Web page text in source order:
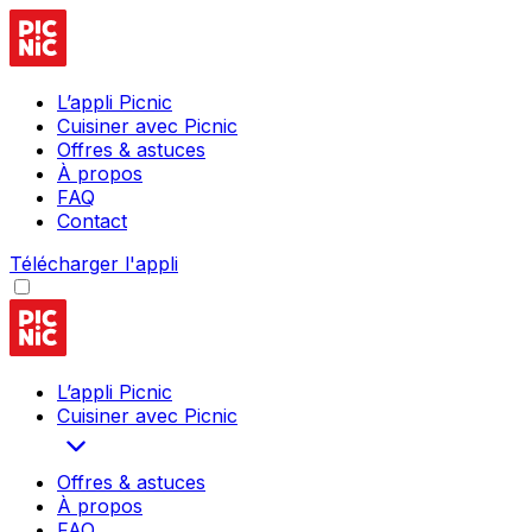
L’appli Picnic
Cuisiner avec Picnic
Offres & astuces
À propos
FAQ
Contact
Télécharger l'appli
L’appli Picnic
Cuisiner avec Picnic
Offres & astuces
À propos